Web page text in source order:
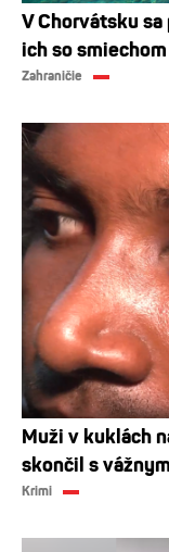
V Chorvátsku
ich so
Zahraničie
Muži v kuklách
skončil s
Krimi